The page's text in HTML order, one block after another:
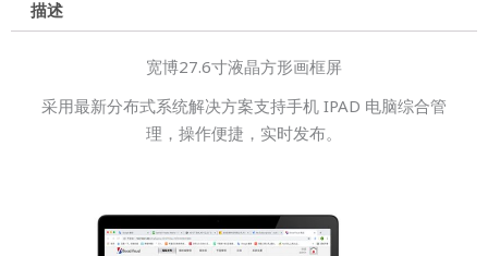
描述
宽博27.6寸液晶方形画框屏
采用最新分布式系统解决方案支持手机 IPAD 电脑综合管
理，操作便捷，实时发布。